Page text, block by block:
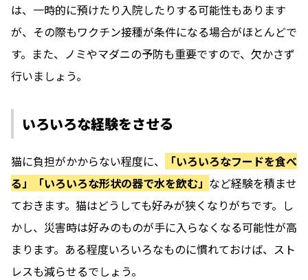
は、一時的に預けたり入院したりする可能性もあります
が、その際もワクチン接種が条件になる場合がほとんどで
す。また、ノミやマダニの予防も重要ですので、欠かさず
行いましょう。
いろいろな経験をさせる
猫に負担がかからない程度に、
「いろいろなフードを食べ
る」「いろいろな形状の器で水を飲む」 など経験を積ませ
ておきます。猫はどうしても好みが狭くなりがちです。し
かし、災害時は好みのものが手に入らなくなる可能性が高
まります。ある程度いろいろなものに慣れておけば、スト
レスも減らせるでしょう。